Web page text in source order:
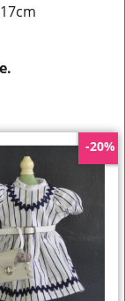
-20%